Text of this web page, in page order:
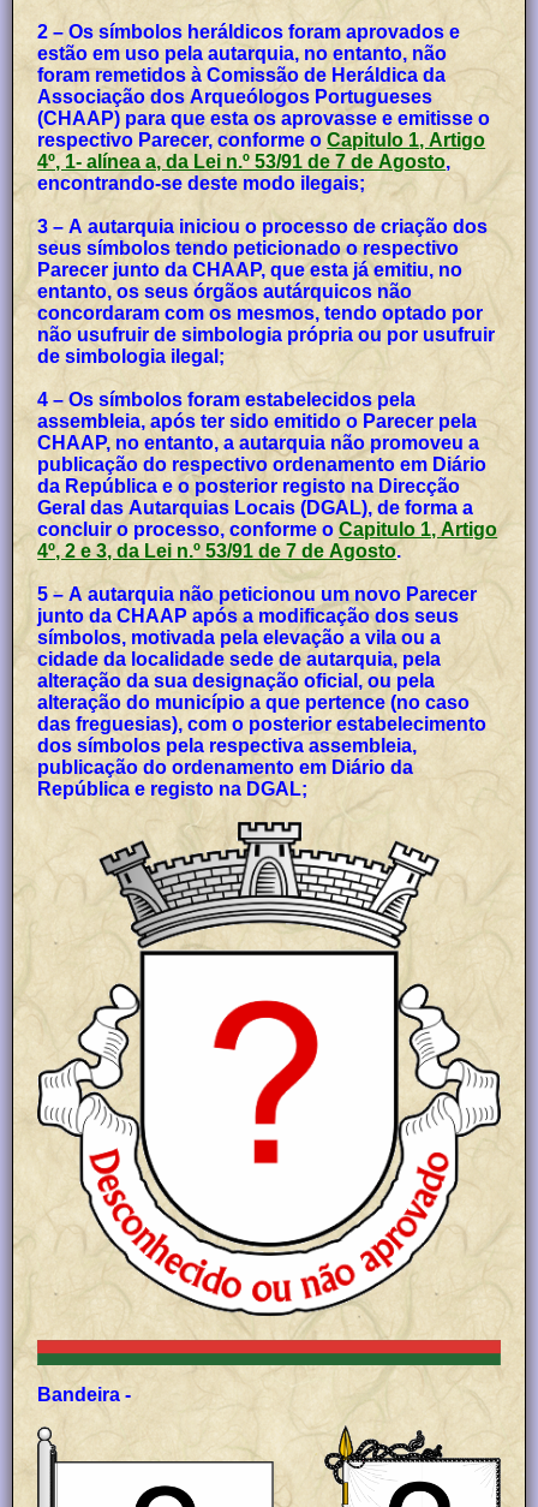
2 – Os símbolos heráldicos foram aprovados e
estão em uso pela autarquia, no entanto, não
foram remetidos à Comissão de Heráldica da
Associação dos Arqueólogos Portugueses
(CHAAP) para que esta os aprovasse e emitisse o
respectivo Parecer, conforme oCapitulo 1, Artigo
4º, 1- alínea a, da Lei n.º 53/91 de 7 de Agosto,
encontrando-se deste modo ilegais;
3 – A autarquia iniciou o processo de criação dos
seus símbolos tendo peticionado o respectivo
Parecer junto da CHAAP, que esta já emitiu, no
entanto, os seus órgãos autárquicos não
concordaram com os mesmos, tendo optado por
não usufruir de simbologia própria ou por usufruir
de simbologia ilegal;
4 – Os símbolos foram estabelecidos pela
assembleia, após ter sido emitido o Parecer pela
CHAAP, no entanto, a autarquia não promoveu a
publicação do respectivo ordenamento em Diário
da República e o posterior registo na Direcção
Geral das Autarquias Locais (DGAL), de forma a
concluir o processo, conforme oCapitulo 1, Artigo
4º, 2 e 3, da Lei n.º 53/91 de 7 de Agosto.
5 – A autarquia não peticionou um novo Parecer
junto da CHAAP após a modificação dos seus
símbolos, motivada pela elevação a vila ou a
cidade da localidade sede de autarquia, pela
alteração da sua designação oficial, ou pela
alteração do município a que pertence (no caso
das freguesias), com o posterior estabelecimento
dos símbolos pela respectiva assembleia,
publicação do ordenamento em Diário da
República e registo na DGAL;
Bandeira -